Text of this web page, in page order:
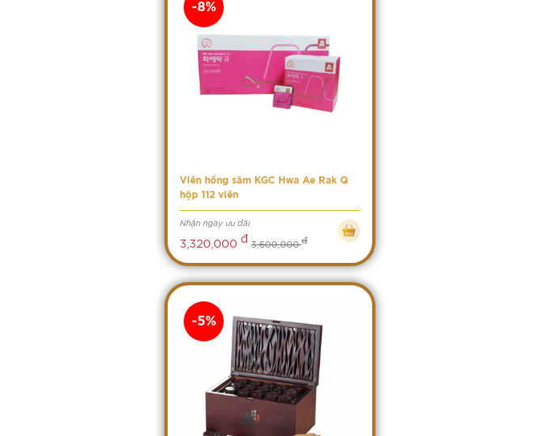
Viên hồng sâm KGC Hwa Ae Rak Q
hộp 112 viên
Nhận ngay ưu đãi
3,320,000 đ 3,600,000đ
-8%
-5%